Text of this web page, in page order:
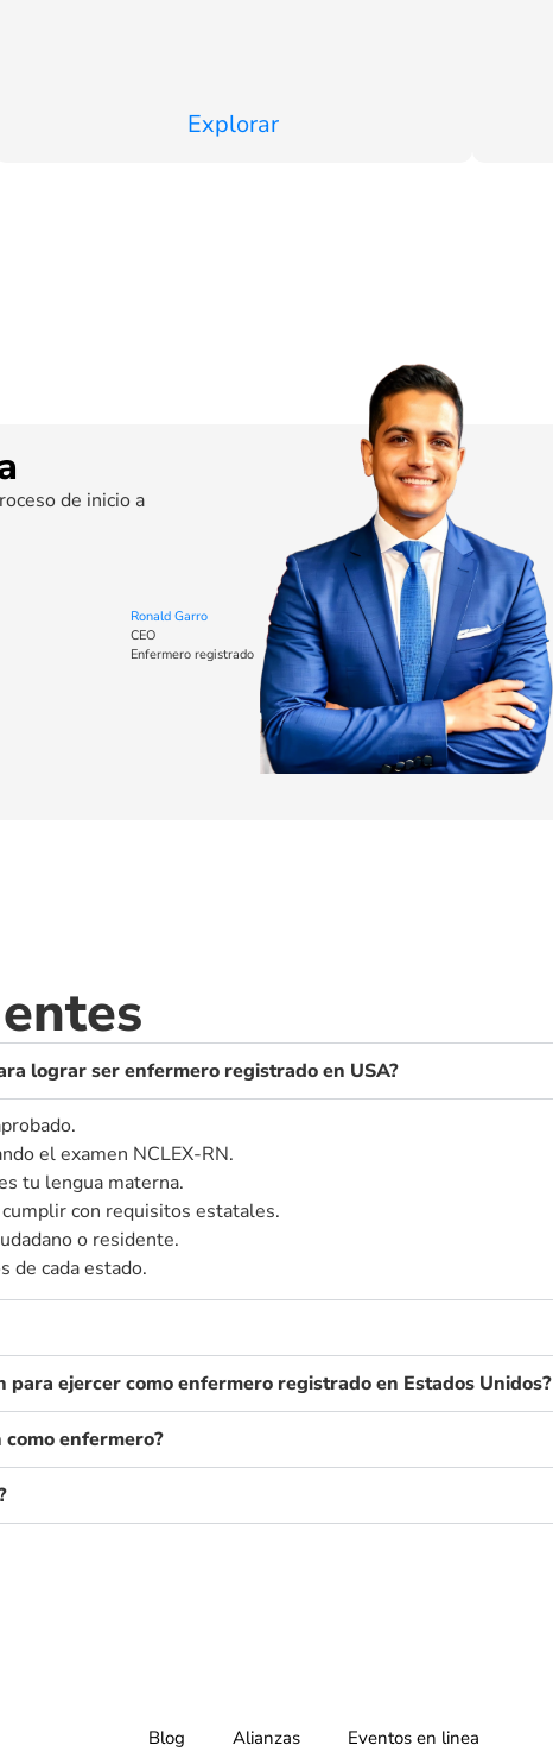
Explorar
de inicio a
Ronald Garro
CEO
Enfermero registrado
lograr ser enfermero registrado en USA?
el examen NCLEX-RN.
tu lengua materna.
con requisitos estatales.
o residente.
de cada estado.
para ejercer como enfermero registrado en Estados Unidos?
como enfermero?
Blog Alianzas Eventos en linea